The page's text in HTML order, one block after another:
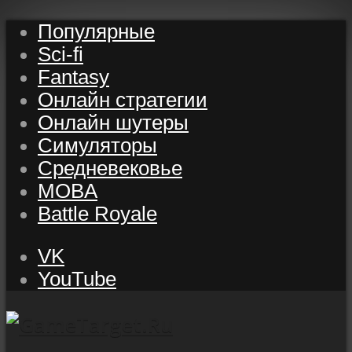
Популярные
Sci-fi
Fantasy
Онлайн стратегии
Онлайн шутеры
Симуляторы
Средневековье
MOBA
Battle Royale
VK
YouTube